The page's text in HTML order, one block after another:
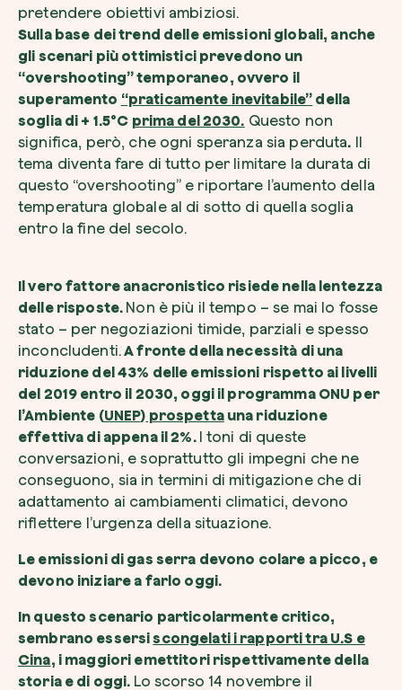
pretendere obiettivi ambiziosi.
Sulla base dei trend delle emissioni globali, anche
gli scenari più ottimistici prevedono un
“overshooting” temporaneo, ovvero il
superamento “praticamente inevitabile” della
soglia di + 1.5°C prima del 2030. Questo non
significa, però, che ogni speranza sia perduta. Il
tema diventa fare di tutto per limitare la durata di
questo “overshooting” e riportare l’aumento della
temperatura globale al di sotto di quella soglia
entro la fine del secolo.
Il vero fattore anacronistico risiede nella lentezza
delle risposte. Non è più il tempo – se mai lo fosse
stato – per negoziazioni timide, parziali e spesso
inconcludenti.A fronte della necessità di una
riduzione del 43% delle emissioni rispetto ai livelli
del 2019 entro il 2030, oggi il programma ONU per
l’Ambiente (UNEP) prospettauna riduzione
effettiva di appena il 2%. I toni di queste
conversazioni, e soprattutto gli impegni che ne
conseguono, sia in termini di mitigazione che di
adattamento ai cambiamenti climatici, devono
riflettere l’urgenza della situazione.
Le emissioni di gas serra devono colare a picco, e
devono iniziare a farlo oggi.
In questo scenario particolarmente critico,
sembrano essersiscongelati i rapporti tra U.S e
Cina, i maggiori emettitori rispettivamente della
storia e di oggi. Lo scorso 14 novembre il